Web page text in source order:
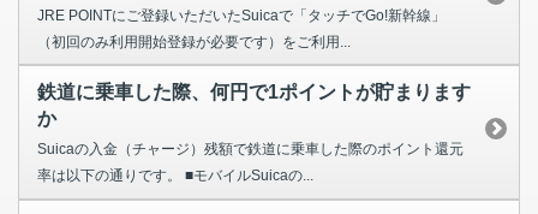
JRE POINTにご登録いただいたSuicaで「タッチでGo!新幹線」
（初回のみ利用開始登録が必要です）をご利用...
鉄道に乗車した際、何円で1ポイントが貯まります
か
Suicaの入金（チャージ）残額で鉄道に乗車した際のポイント還元
率は以下の通りです。 ■モバイルSuicaの...